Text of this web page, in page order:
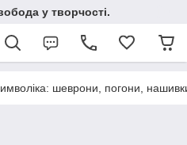
у творчості.
шеврони, погони,